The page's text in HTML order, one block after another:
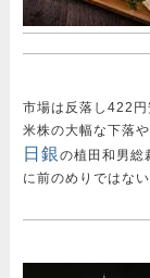
市場は反落し422円
米株の大幅な下落や
日銀の植田和男総
に前のめりではな